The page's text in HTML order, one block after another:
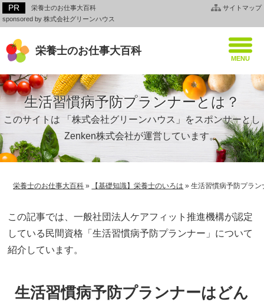
栄養士のお仕事大百科
sponsored by 株式会社グリーンハウス
サイトマップ
栄養士のお仕事大百科
生活習慣病予防プランナーとは？
このサイトは 「株式会社グリーンハウス」をスポンサーとし
て、Zenken株式会社が運営しています。
栄養士のお仕事大百科 » 【基礎知識】栄養士のいろは »生活習慣病予防プラン
この記事では、一般社団法人ケアフィット推進機構が認定
している民間資格「生活習慣病予防プランナー」について
紹介しています。
生活習慣病予防プランナーはどん